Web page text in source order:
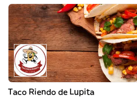
Taco Riendo de Lupita